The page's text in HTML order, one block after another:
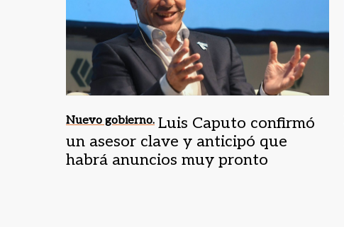
Nuevo gobierno. Luis Caputo confirmó
un asesor clave y anticipó que
habrá anuncios muy pronto